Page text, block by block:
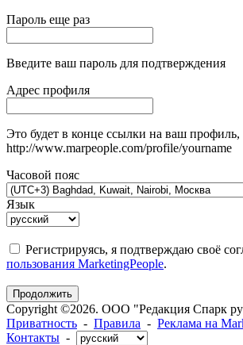
Пароль еще раз
Введите ваш пароль для подтверждения
Адрес профиля
Это будет в конце ссылки на ваш
http://www.marpeople.com/profile/yourname
Часовой пояс
Язык
Регистрируясь, я подтверждаю своё
пользования MarketingPeople.
Продолжить
Copyright ©2026. ООО "Редакция Спарк
Приватность - Правила - Реклама на
Контакты -